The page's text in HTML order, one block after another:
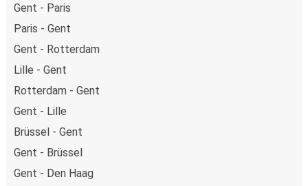
Gent - Paris
Paris - Gent
Gent - Rotterdam
Lille - Gent
Rotterdam - Gent
Gent - Lille
Brüssel - Gent
Gent - Brüssel
Gent - Den Haag